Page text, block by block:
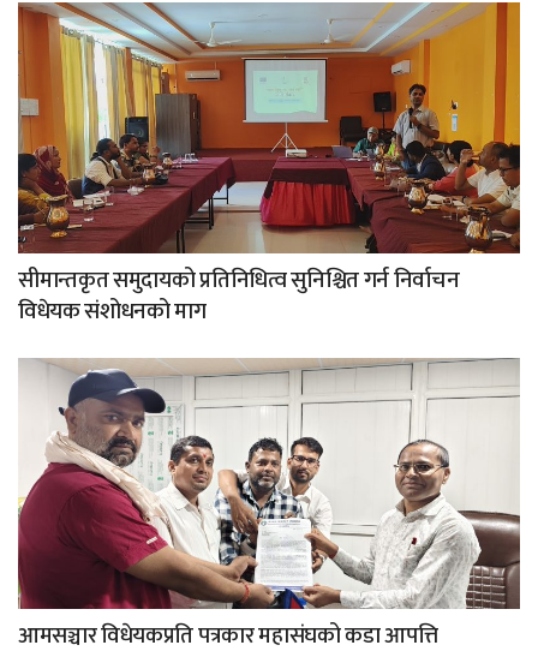
सीमान्तकृत समुदायको प्रतिनिधित्व सुनिश्चित गर्न निर्वाचन
विधेयक संशोधनको माग
आमसञ्चार विधेयकप्रति पत्रकार महासंघको कडा आपत्ति